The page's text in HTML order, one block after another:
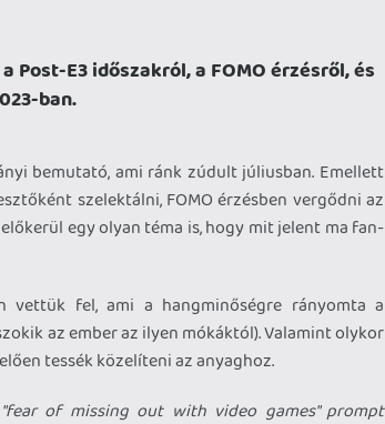
Post-E3 időszakról, a FOMO érzésről, és
ban.
bemutató, ami ránk zúdult júliusban. Emellett
szelektálni, FOMO érzésben vergődni az
egy olyan téma is, hogy mit jelent ma fan-
vettük fel, ami a hangminőségre rányomta a
az ember az ilyen mókáktól). Valamint olykor
tessék közelíteni az anyaghoz.
of missing out with video games" prompt